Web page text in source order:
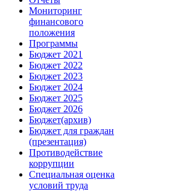
Мониторинг
финансового
положения
Программы
Бюджет 2021
Бюджет 2022
Бюджет 2023
Бюджет 2024
Бюджет 2025
Бюджет 2026
Бюджет(архив)
Бюджет для граждан
(презентация)
Противодействие
коррупции
Специальная оценка
условий труда